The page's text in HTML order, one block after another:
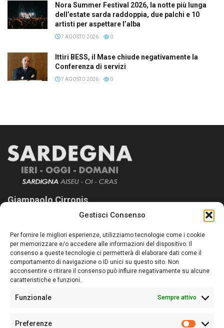
Gestisci Consenso
Per fornire le migliori esperienze, utilizziamo tecnologie come i cookie
per memorizzare e/o accedere alle informazioni del dispositivo. Il
consenso a queste tecnologie ci permetterà di elaborare dati come il
comportamento di navigazione o ID unici su questo sito. Non
acconsentire o ritirare il consenso può influire negativamente su alcune
caratteristiche e funzioni.
Funzionale Sempre attivo
Preferenze
Nora Summer Festival 2026, la notte più lunga
dell’estate sarda raddoppia, due palchi e 10
artisti per aspettare l’alba
7 AGOSTO 2026 0
Ittiri BESS, il Mase chiude negativamente la
Conferenza di servizi
7 AGOSTO 2026 0
Giampaolo Cirronis
Sardegna Ieri-Oggi-Domani nasce per informare “liberamente” i
lettori su quanto accade in Sardegna, con un occhio rivolto al
nostro passato e, soprattutto, al nostro futuro
Follow Us
Sede:Via Cristoforo Colombo 09013 Carbonia